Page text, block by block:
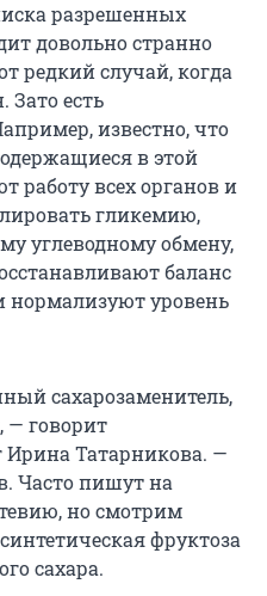
разрешенных
довольно странно
редкий случай, когда
Зато есть
известно, что
в этой
работу всех органов и
гликемию,
углеводному обмену,
баланс
уровень
сахарозаменитель,
— говорит
Ирина Татарникова. —
Часто пишут на
но смотрим
фруктоза
сахара.